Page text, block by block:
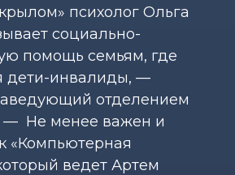
психолог Ольга
социально-
помощь семьям, где
дети-инвалиды, —
отделением
— Не менее важен и
«Компьютерная
ведет Артем